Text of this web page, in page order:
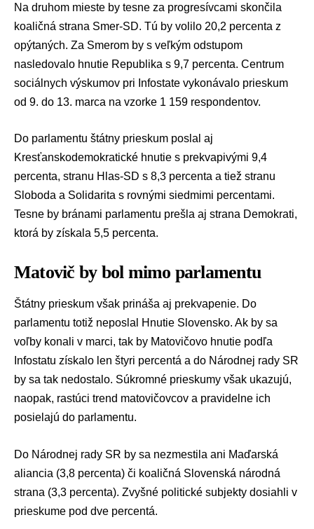
Na druhom mieste by tesne za progresívcami skončila
koaličná strana Smer-SD. Tú by volilo 20,2 percenta z
opýtaných. Za Smerom by s veľkým odstupom
nasledovalo hnutie Republika s 9,7 percenta. Centrum
sociálnych výskumov pri Infostate vykonávalo prieskum
od 9. do 13. marca na vzorke 1 159 respondentov.
Do parlamentu štátny prieskum poslal aj
Kresťanskodemokratické hnutie s prekvapivými 9,4
percenta, stranu Hlas-SD s 8,3 percenta a tiež stranu
Sloboda a Solidarita s rovnými siedmimi percentami.
Tesne by bránami parlamentu prešla aj strana Demokrati,
ktorá by získala 5,5 percenta.
Matovič by bol mimo parlamentu
Štátny prieskum však prináša aj prekvapenie. Do
parlamentu totiž neposlal
Hnutie Slovensko. Ak by sa
voľby konali v marci, tak by Matovičovo hnutie podľa
Infostatu získalo len štyri percentá a do Národnej rady SR
by sa tak nedostalo. Súkromné prieskumy však ukazujú,
naopak, rastúci trend matovičovcov a pravidelne ich
posielajú do parlamentu.
Do Národnej rady SR by sa nezmestila ani Maďarská
aliancia (3,8 percenta) či koaličná Slovenská národná
strana (3,3 percenta). Zvyšné politické subjekty dosiahli v
prieskume pod dve percentá.